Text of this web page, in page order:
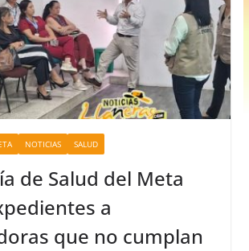
NOTICIAS SALUD
de Salud del Meta
a
que no cumplan